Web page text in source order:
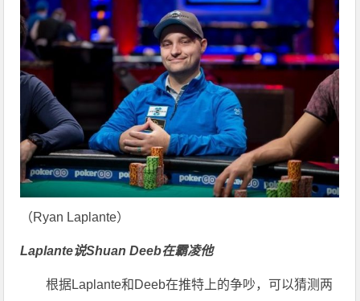
（Ryan Laplante）
Laplante说Shuan Deeb在霸凌他
根据Laplante和Deeb在推特上的争吵，可以猜测两